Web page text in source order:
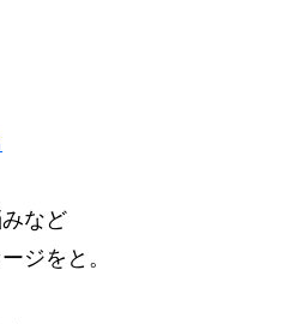
など
ジをと。